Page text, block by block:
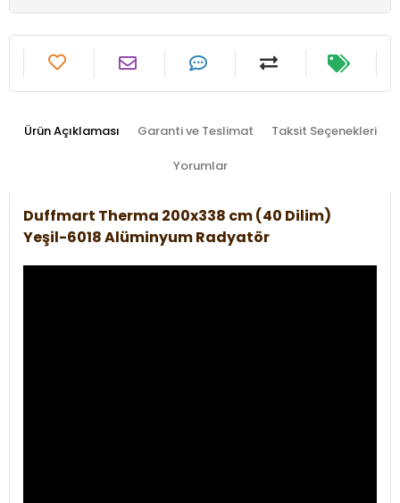
Ürün Açıklaması Garanti ve Teslimat Taksit Seçenekleri
Yorumlar
Duffmart Therma 200x338 cm (40 Dilim)
Yeşil-6018 Alüminyum Radyatör